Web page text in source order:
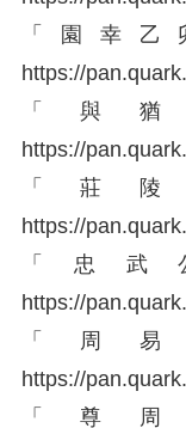
「園幸乙
https://
「與
https://
「莊
https://
「忠武
https://
「周
https://
「尊